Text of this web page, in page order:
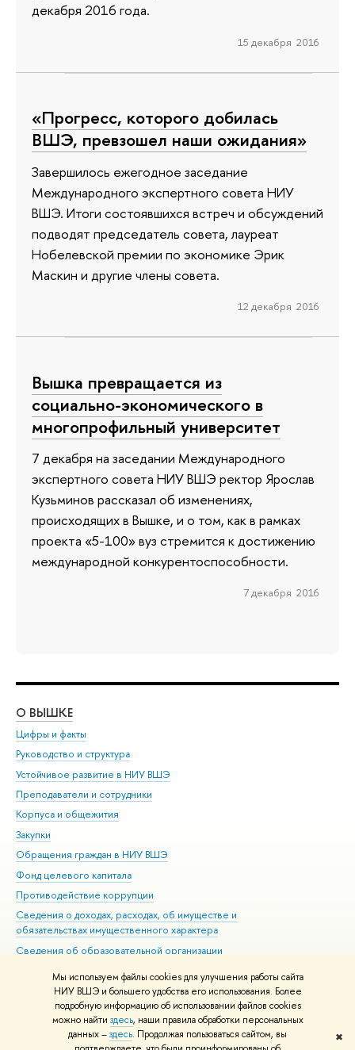
Мы используем файлы cookies для улучшения работы сайта
НИУ ВШЭ и большего удобства его использования. Более
подробную информацию об использовании файлов cookies
можно найти здесь, наши правила обработки персональных
данных –здесь. Продолжая пользоваться сайтом, вы
✖
декабря 2016 года.
15 декабря 2016
«Прогресс, которого добилась
ВШЭ, превзошел наши ожидания»
Завершилось ежегодное заседание
Международного экспертного совета НИУ
ВШЭ. Итоги состоявшихся встреч и обсуждений
подводят председатель совета, лауреат
Нобелевской премии по экономике Эрик
Маскин и другие члены совета.
12 декабря 2016
Вышка превращается из
социально-экономического в
многопрофильный университет
7 декабря на заседании Международного
экспертного совета НИУ ВШЭ ректор Ярослав
Кузьминов рассказал об изменениях,
происходящих в Вышке, и о том, как в рамках
проекта «5-100» вуз стремится к достижению
международной конкурентоспособности.
7 декабря 2016
О ВЫШКЕ
Цифры и факты
Руководство и структура
Устойчивое развитие в НИУ ВШЭ
Преподаватели и сотрудники
Корпуса и общежития
Закупки
Обращения граждан в НИУ ВШЭ
Фонд целевого капитала
Противодействие коррупции
Сведения о доходах, расходах, об имуществе и
обязательствах имущественного характера
Сведения об образовательной организации
Людям с ограниченными возможностями здоровья
Единая платежная страница
Работа в Вышке